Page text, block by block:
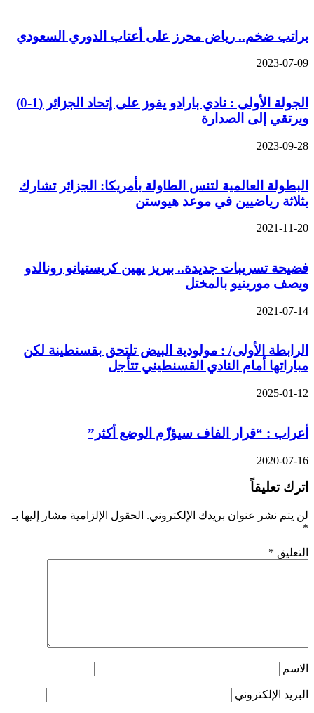
براتب ضخم.. رياض محرز على أعتاب الدوري السعودي
2023-07-09
الجولة الأولى : نادي بارادو يفوز على إتحاد الجزائر (1-0)
ويرتقي إلى الصدارة
2023-09-28
البطولة العالمية لتنس الطاولة بأمريكا: الجزائر تشارك
بثلاثة رياضيين في موعد هيوستن
2021-11-20
فضيحة تسريبات جديدة.. بيريز يهين كريستيانو رونالدو
ويصف مورينيو بالمختل
2021-07-14
الرابطة الأولى/ : مولودية البيض تلتحق بقسنطينة لكن
مباراتها أمام النادي القسنطيني تتأجل
2025-01-12
أعراب : “قرار الفاف سيؤزّم الوضع أكثر”
2020-07-16
اترك تعليقاً
لن يتم نشر عنوان بريدك الإلكتروني. الحقول الإلزامية مشار إليها بـ
*
التعليق *
الاسم
البريد الإلكتروني